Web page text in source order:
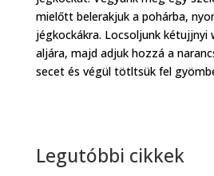
mielőtt belerakjuk a pohárba,
jégkockákra. Locsoljunk kétujjnyi
aljára, majd adjuk hozzá a
secet és végül tötltsük fel
Legutóbbi cikkek